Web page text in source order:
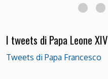
I tweets di Papa Leone XIV
Tweets di Papa Francesco